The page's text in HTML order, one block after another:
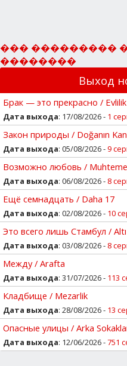
��� ���������
��������
Выход
Брак — это прекрасно /
Дата выхода: 17/08/2026 - 1
Закон природы / Doğanın
Дата выхода: 05/08/2026 -9
Возможно любовь /
Дата выхода: 06/08/2026 - 8
Ещё семнадцать / Daha 17
Дата выхода: 02/08/2026 - 10
Это всего лишь Стамбул /
Дата выхода: 03/08/2026 - 8
Между / Arafta
Дата выхода: 31/07/2026 - 113
Кладбище / Mezarlik
Дата выхода: 28/08/2026 - 13
Опасные улицы / Arka
Дата выхода: 12/06/2026 -751